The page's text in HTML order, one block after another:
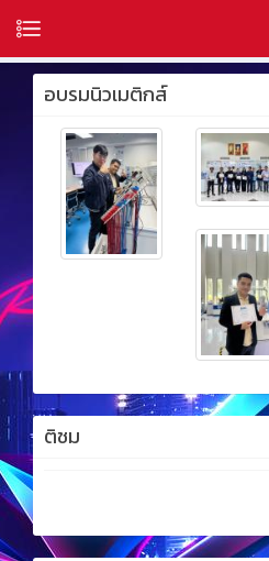
อบรมนิวเมติกส์
ติชม